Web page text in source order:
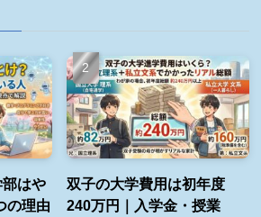
部はや
の理由
双子の大学費用は初年度
240万円｜入学金・授業